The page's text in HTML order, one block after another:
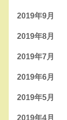
2019年9月
2019年8月
2019年7月
2019年6月
2019年5月
2019年4月